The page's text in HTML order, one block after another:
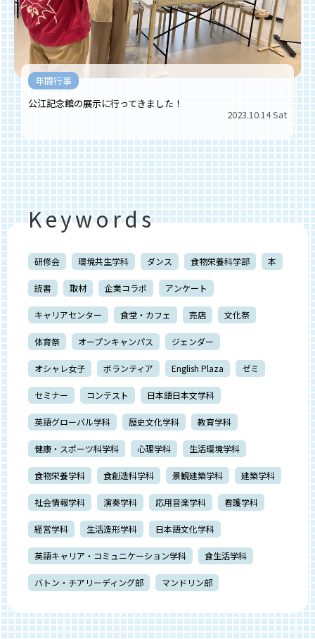
年間行事
公江記念館の展示に行ってきました！
2023.10.14 Sat
Keywords
研修会 環境共生学科 ダンス 食物栄養科学部 本
読書 取材 企業コラボ アンケート
キャリアセンター 食堂・カフェ 売店 文化祭
体育祭 オープンキャンパス ジェンダー
オシャレ女子 ボランティア English Plaza ゼミ
セミナー コンテスト 日本語日本文学科
英語グローバル学科 歴史文化学科 教育学科
健康・スポーツ科学科 心理学科 生活環境学科
食物栄養学科 食創造科学科 景観建築学科 建築学科
社会情報学科 演奏学科 応用音楽学科 看護学科
経営学科 生活造形学科 日本語文化学科
英語キャリア・コミュニケーション学科 食生活学科
バトン・チアリーディング部 マンドリン部